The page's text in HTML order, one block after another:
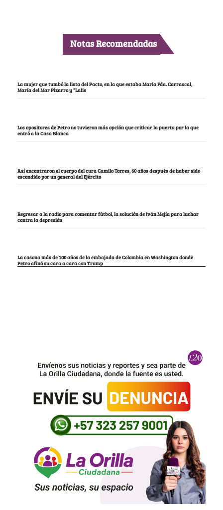
Notas Recomendadas
La mujer que tumbó la lista del Pacto, en la que estaba María Fda. Carrascal,
María del Mar Pizarro y “Lalis
Los opositores de Petro no tuvieron más opción que criticar la puerta por la que
entró a la Casa Blanca
Así encontraron el cuerpo del cura Camilo Torres, 60 años después de haber sido
escondido por un general del Ejército
Regresar a la radio para comentar fútbol, la solución de Iván Mejía para luchar
contra la depresión
La casona más de 100 años de la embajada de Colombia en Washington donde
Petro afinó su cara a cara con Trump